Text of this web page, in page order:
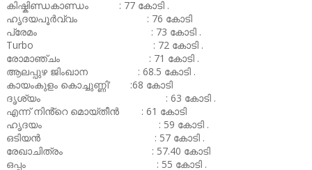
കിഷ്കിണ്ഡകാണ്ഡം : 77 കോടി .
ഹൃദയപൂർവ്വം : 76 കോടി
പ്രേമം : 73 കോടി .
Turbo : 72 കോടി .
രോമാഞ്ചം : 71 കോടി .
ആലപ്പുഴ ജിംഖാന : 68.5 കോടി .
കായംകുളം കൊച്ചുണ്ണി' :68 കോടി
ദൃശ്യം : 63 കോടി .
എന്ന് നിൻ്റെ മൊയ്തീൻ : 61 കോടി
ഹൃദയം : 59 കോടി .
ഒടിയൻ : 57 കോടി .
രേഖാചിത്രം : 57.40 കോടി
ഒപ്പം : 55 കോടി .